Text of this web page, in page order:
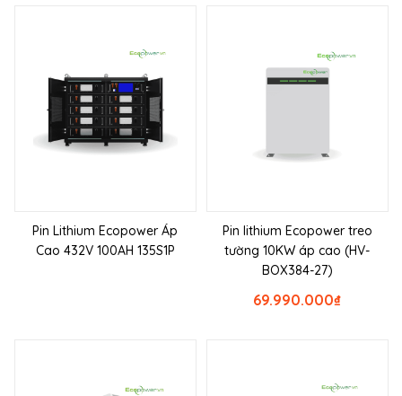
Pin Lithium Ecopower Áp
Cao 432V 100AH 135S1P
Pin lithium Ecopower treo
tường 10KW áp cao (HV-
BOX384-27)
₫
69.990.000